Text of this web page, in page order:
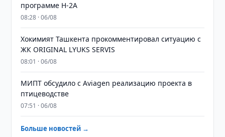
программе H-2A
08:28 · 06/08
Хокимият Ташкента прокомментировал ситуацию с
ЖК ORIGINAL LYUKS SERVIS
08:01 · 06/08
МИПТ обсудило с Aviagen реализацию проекта в
птицеводстве
07:51 · 06/08
Больше новостей →